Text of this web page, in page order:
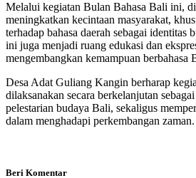
Melalui kegiatan Bulan Bahasa Bali ini,
meningkatkan kecintaan masyarakat,
terhadap bahasa daerah sebagai identitas
ini juga menjadi ruang edukasi dan
mengembangkan kemampuan berbahasa
Desa Adat Guliang Kangin berharap
dilaksanakan secara berkelanjutan
pelestarian budaya Bali, sekaligus
dalam menghadapi perkembangan zaman.
Beri Komentar